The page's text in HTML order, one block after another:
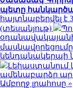
պետը
հայտնաբերվել
(տեսանյութ)
մասնավորեցումը
կենդանակերպի
Լեհաստանում
ամենաբարձր
Ամբողջ լրահոսը »